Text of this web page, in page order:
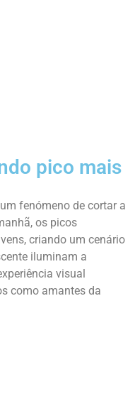
pico mais
fenómeno de cortar a
os picos
criando um cenário
iluminam a
visual
como amantes da